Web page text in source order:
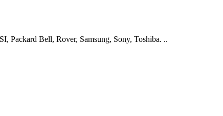
Packard Bell, Rover, Samsung, Sony, Toshiba. ..